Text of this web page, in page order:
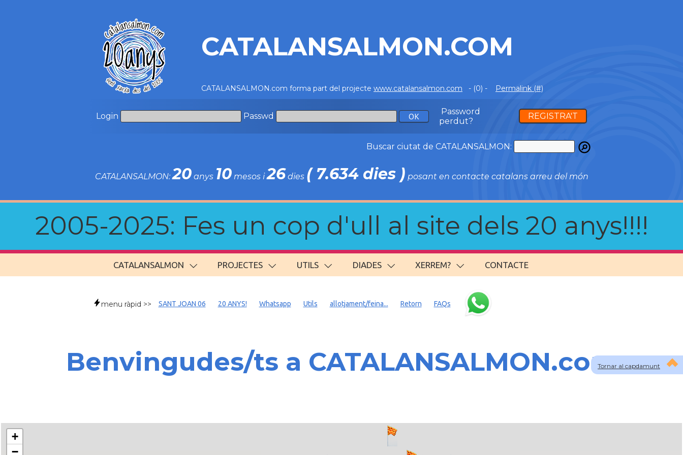
CATALANSALMON.COM
CATALANSALMON.com forma part del projecte www.catalansalmon.com - (0) - Permalink (#)
Login Passwd
Password
perdut?
REGISTRA'T
Buscar ciutat de CATALANSALMON:
CATALANSALMON:20anys 10mesos i26dies ( 7.634 dies ) posant en contacte catalans arreu del món
2005-2025: Fes un cop d'ull al site dels 20 anys!!!!
CATALANSALMON PROJECTES UTILS DIADES XERREM? CONTACTE
Tornar al capdamunt
menu ràpid >> SANT JOAN 06 20 ANYS! Whatsapp Utils allotjament/feina... Retorn FAQs
Benvingudes/ts a CATALANSALMON.com
+
−